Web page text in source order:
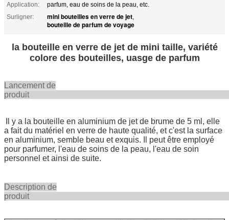
Application:
parfum, eau de soins de la peau, etc.
Surligner:
mini bouteilles en verre de jet,
bouteille de parfum de voyage
la bouteille en verre de jet de mini taille, variété
colore des bouteilles, uasge de parfum
Lancement de
Il y a la bouteille en aluminium de jet de brume de 5 ml, elle
a fait du matériel en verre de haute qualité, et c'est la surface
en aluminium, semble beau et exquis. Il peut être employé
pour parfumer, l'eau de soins de la peau, l'eau de soin
personnel et ainsi de suite.
Description de